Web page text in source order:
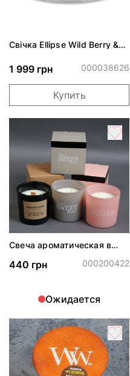
Свічка Ellipse Wild Berry &
1 999 грн 000038626
Купить
Свеча ароматическая в
440 грн 000200422
Ожидается